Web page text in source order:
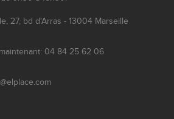
27, bd d'Arras - 13004 Marseille
04 84 25 62 06